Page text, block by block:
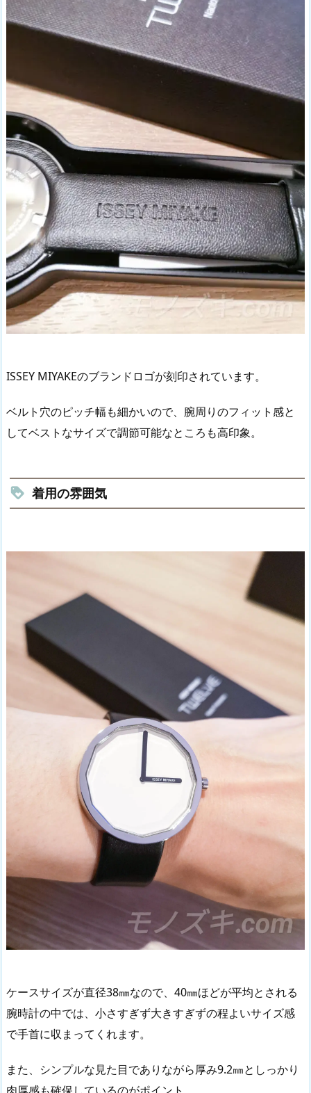
ISSEY MIYAKEのブランドロゴが刻印されています。
ベルト穴のピッチ幅も細かいので、腕周りのフィット感と
してベストなサイズで調節可能なところも高印象。
着用の雰囲気
ケースサイズが直径38㎜なので、40㎜ほどが平均とされる
腕時計の中では、小さすぎず大きすぎずの程よいサイズ感
で手首に収まってくれます。
また、シンプルな見た目でありながら厚み9.2㎜としっかり